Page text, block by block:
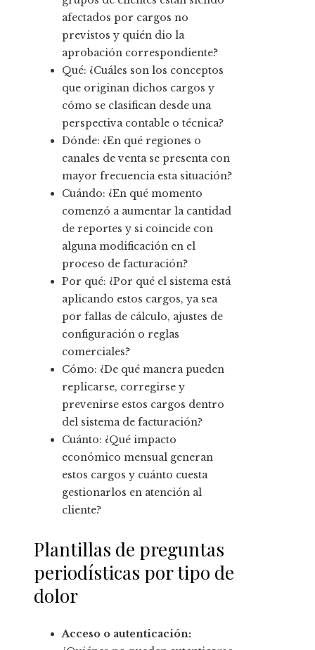
afectados por cargos no
previstos y quién dio la
aprobación correspondiente?
Qué: ¿Cuáles son los conceptos
que originan dichos cargos y
cómo se clasifican desde una
perspectiva contable o técnica?
Dónde: ¿En qué regiones o
canales de venta se presenta con
mayor frecuencia esta situación?
Cuándo: ¿En qué momento
comenzó a aumentar la cantidad
de reportes y si coincide con
alguna modificación en el
proceso de facturación?
Por qué: ¿Por qué el sistema está
aplicando estos cargos, ya sea
por fallas de cálculo, ajustes de
configuración o reglas
comerciales?
Cómo: ¿De qué manera pueden
replicarse, corregirse y
prevenirse estos cargos dentro
del sistema de facturación?
Cuánto: ¿Qué impacto
económico mensual generan
estos cargos y cuánto cuesta
gestionarlos en atención al
cliente?
Plantillas de preguntas
periodísticas por tipo de
dolor
Acceso o autenticación: